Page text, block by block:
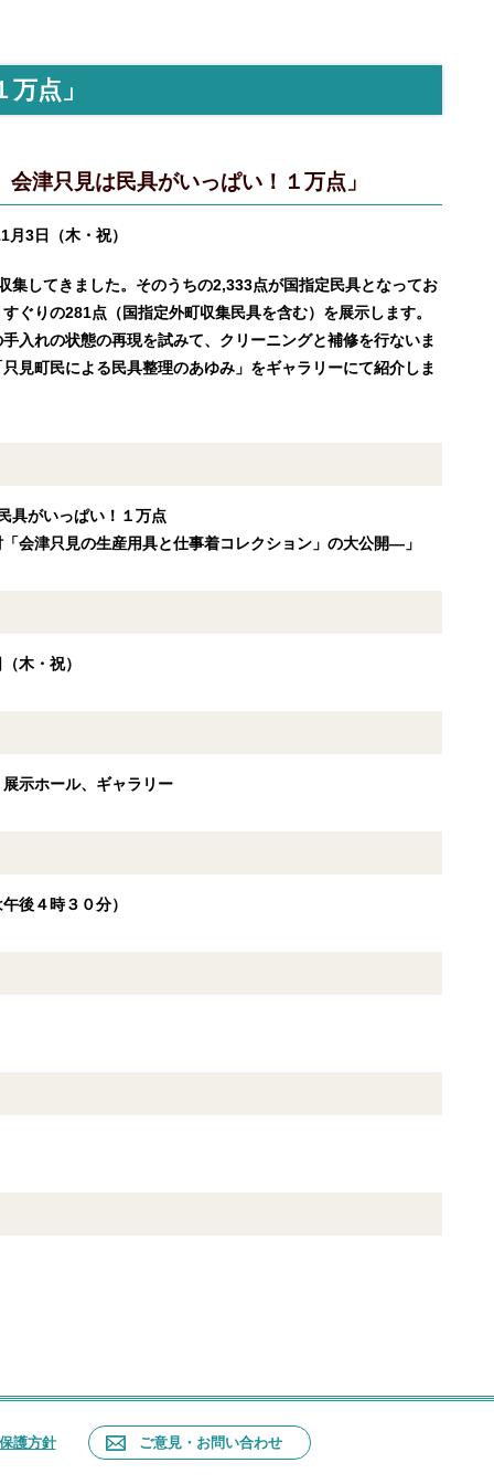
点」
津只見は民具がいっぱい！１万点」
3日（木・祝）
集してきました。そのうちの2,333点が国指定民具となってお
ぐりの281点（国指定外町収集民具を含む）を展示します。
入れの状態の再現を試みて、クリーニングと補修を行ないま
見町民による民具整理のあゆみ」をギャラリーにて紹介しま
具がいっぱい！１万点
見の生産用具と仕事着コレクション」の大公開―」
木・祝）
示ホール、ギャラリー
後４時３０分）
護方針 ご意見・お問い合わせ